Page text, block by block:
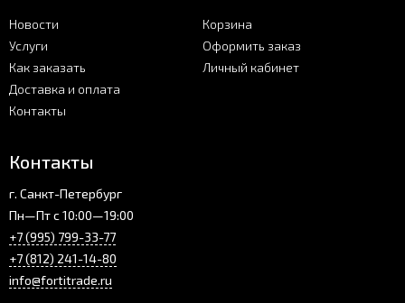
Новости
Услуги
Как заказать
Доставка и оплата
Контакты
Корзина
Оформить заказ
Личный кабинет
Контакты
г. Санкт-Петербург
Пн—Пт с 10:00—19:00
+7 (995) 799-33-77
+7 (812) 241-14-80
info@fortitrade.ru